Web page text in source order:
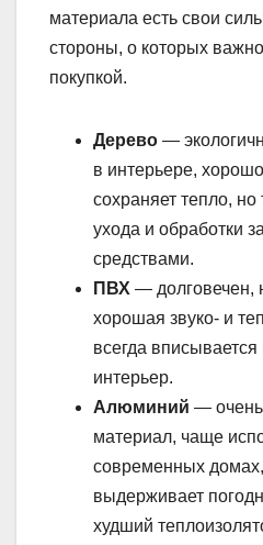
материала есть свои
стороны, о которых
покупкой.
Дерево —
в интерьере,
сохраняет тепло, но
ухода и обработки
средствами.
ПВХ — долговечен,
хорошая звуко- и
всегда вписывается
интерьер.
Алюминий — очень
материал, чаще
современных
выдерживает
худший